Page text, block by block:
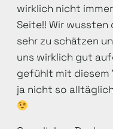
wirklich nicht
Seite!! Wir wussten
sehr zu schätzen
uns wirklich gut
gefühlt mit diesem
ja nicht so